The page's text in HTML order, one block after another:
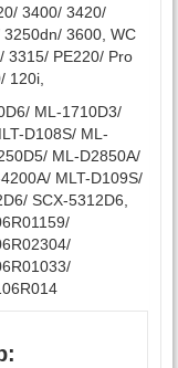
3400/ 3420/
3600, WC
3315/ PE220/ Pro
120i,
ML-1710D3/
D108S/ ML-
ML-D2850A/
MLT-D109S/
SCX-5312D6,